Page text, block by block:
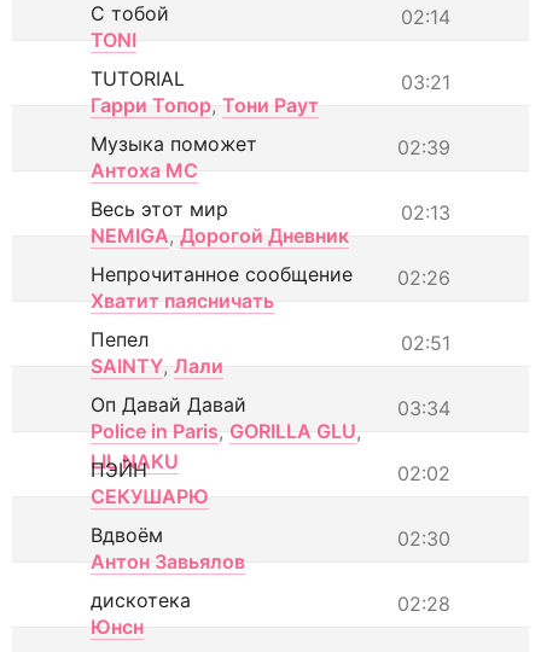
02:14
С тобой
TONI
03:21
TUTORIAL
Гарри Топор, Тони Раут
02:39
Музыка поможет
Антоха МС
02:13
Весь этот мир
NEMIGA, Дорогой Дневник
02:26
Непрочитанное сообщение
Хватит паясничать
02:51
Пепел
SAINTY, Лали
03:34
Оп Давай Давай
Police in Paris, GORILLA GLU,
LIL NAKU
02:02
ПЭЙН
СЕКУШАРЮ
02:30
Вдвоём
Антон Завьялов
02:28
дискотека
Юнсн